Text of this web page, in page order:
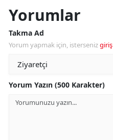
Yorumlar
Takma Ad
Yorum yapmak için, istersenizgiriş
Yorum Yazın (500 Karakter)